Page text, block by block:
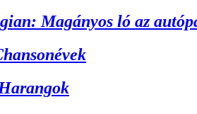
Magányos ló az